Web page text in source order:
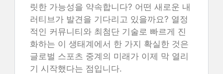
릿한 가능성을 약속합니다? 어떤 새로운 내
러티브가 발견을 기다리고 있을까요? 열정
적인 커뮤니티와 최첨단 기술로 빠르게 진
화하는 이 생태계에서 한 가지 확실한 것은
글로벌 스포츠 중계의 미래가 이제 막 열리
기 시작했다는 점입니다.